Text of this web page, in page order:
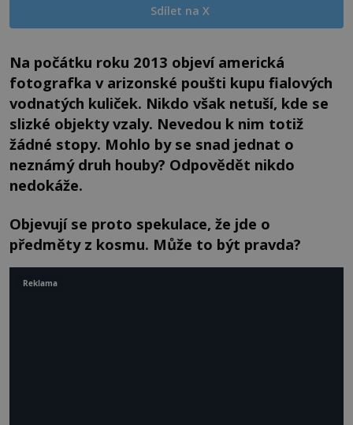
Sdílet na X
Na počátku roku 2013 objeví americká
fotografka v arizonské poušti kupu fialových
vodnatých kuliček. Nikdo však netuší, kde se
slizké objekty vzaly. Nevedou k nim totiž
žádné stopy. Mohlo by se snad jednat o
neznámý druh houby? Odpovědět nikdo
nedokáže.
Objevují se proto spekulace, že jde o
předměty z kosmu. Může to být pravda?
Reklama